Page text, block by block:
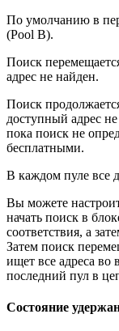
По умолчанию в
(Pool B).
Поиск
адрес не найден.
Поиск
доступный адрес
пока поиск не
бесплатными.
В каждом пуле все
Вы можете
начать поиск в
соответствия, а
Затем поиск
ищет все адреса во
последний пул в
Состояние